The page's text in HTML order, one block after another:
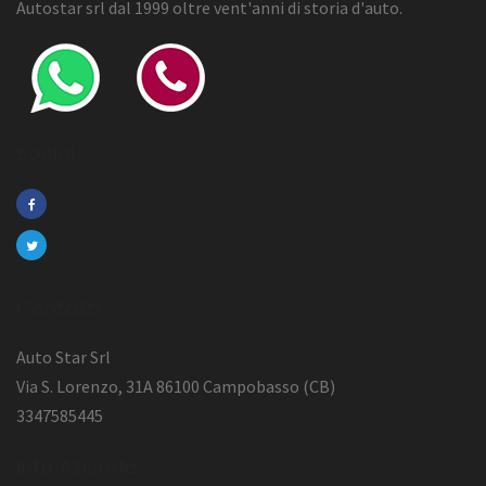
Autostar srl dal 1999 oltre vent'anni di storia d'auto.
Auto Star Srl
Via S. Lorenzo, 31A 86100 Campobasso (CB)
3347585445